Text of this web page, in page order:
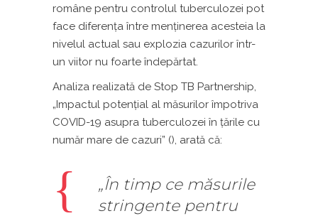
române pentru controlul tuberculozei pot
face diferenţa între menţinerea acesteia la
nivelul actual sau explozia cazurilor într-
un viitor nu foarte îndepărtat.
Analiza realizată de Stop TB Partnership,
„Impactul potențial al ​​măsurilor împotriva
COVID-19 asupra tuberculozei în țările cu
număr mare de cazuri” (), arată că:
„În timp ce măsurile
stringente pentru